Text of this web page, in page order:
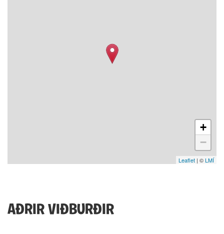
+
−
Leaflet | ©LMÍ
AÐRIR VIÐBURÐIR